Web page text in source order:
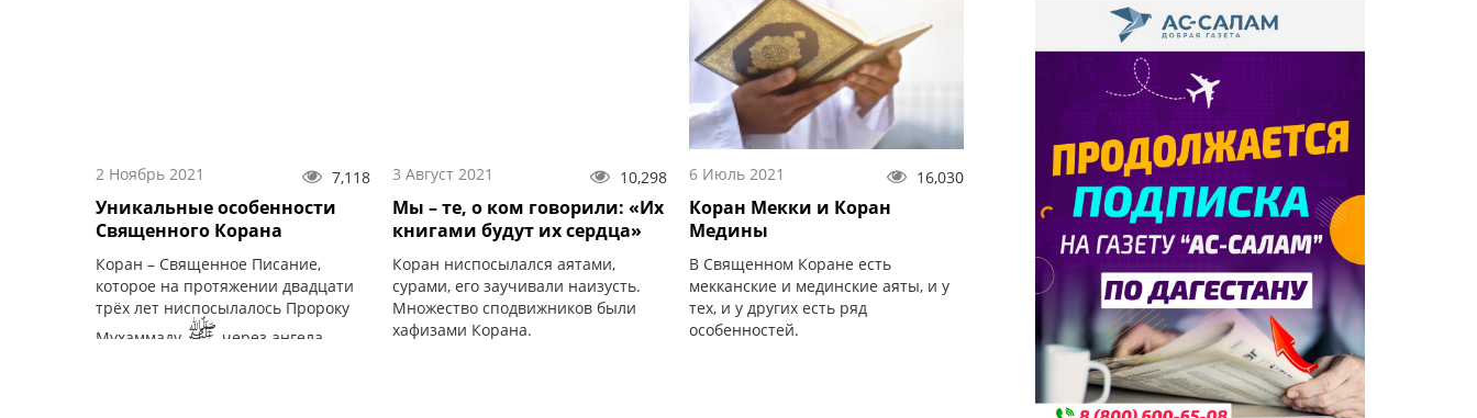
2 Ноябрь 2021 7,118
Уникальные особенности
Священного Корана
Коран – Священное Писание,
которое на протяжении двадцати
трёх лет ниспосылалось Пророку
Мухаммаду ﷺ через ангела
3 Август 2021 10,298
Мы – те, о ком говорили: «Их
книгами будут их сердца»
Коран ниспосылался аятами,
сурами, его заучивали наизусть.
Множество сподвижников были
хафизами Корана.
6 Июль 2021 16,030
Коран Мекки и Коран
Медины
В Священном Коране есть
мекканские и мединские аяты, и у
тех, и у других есть ряд
особенностей.